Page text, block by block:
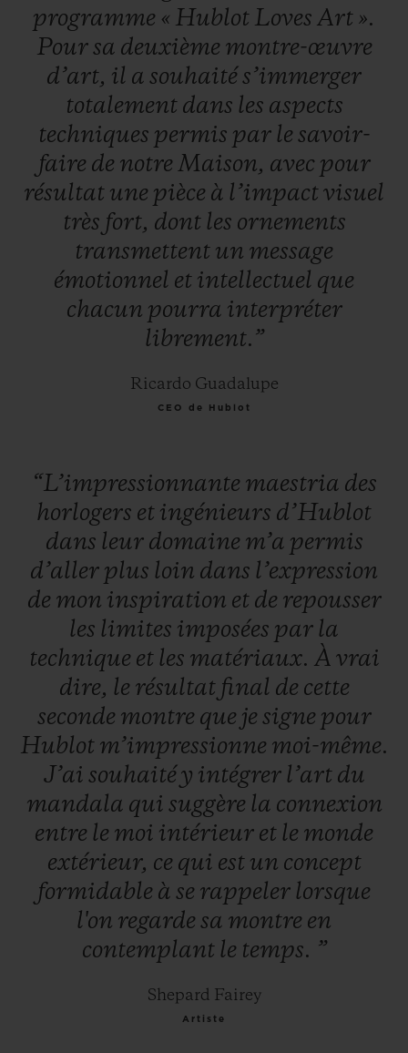
programme « Hublot Loves Art ».
Poursa deuxième montre-œuvre
d’art, il a souhaité s’immerger
totalement dans les aspects
techniques permis par le savoir-
faire de notre Maison, avec pour
résultat une pièce à l’impactvisuel
très fort, dont les ornements
transmettent un message
émotionnel et intellectuel que
chacun pourra interpréter
librement.”
Ricardo Guadalupe
CEO de Hublot
“L’impressionnante maestria des
horlogers et ingénieurs d’Hublot
dans leur domaine m’a permis
d’aller plus loin dans l’expression
de mon inspiration et de repousser
les limites imposées par la
technique et les matériaux. À vrai
dire, le résultat final de cette
seconde montre que je signe pour
Hublot m’impressionne moi-même.
J’ai souhaité y intégrer l’art du
mandala qui suggère la connexion
entre le moi intérieur et le monde
extérieur, ce qui est un concept
formidable à se rappeler lorsque
l'on regarde sa montre en
contemplant le temps. ”
Shepard Fairey
Artiste